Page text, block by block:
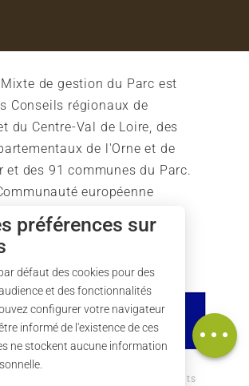
Description
Carte
de gestion du Parc est
Conseils régionaux de
du Centre-Val de Loire, des
de l'Orne et de
et des 91 communes du Parc.
européenne
également l'action du Parc.
? Crédits
préférences sur
défaut des cookies pour des
et des fonctionnalités
configurer votre navigateur
informé de l'existence de ces
ne stockent aucune information